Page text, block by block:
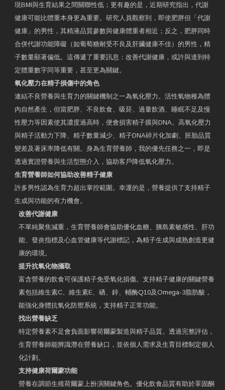
現BMI與生育結果之間關聯性低；更有趣的是，近期研究指出，代謝
健康可能比體重本身更為重要。研究人員觀察到，即使肥胖但「代謝
健康」的男性，其精液品質參數與健康體重者相近；反之，肥胖同時
合併代謝功能障礙（如葡萄糖耐受不良及肝臟健康不佳）的男性，精
子數量顯著偏低。這傳遞了重要訊息：改善代謝健康，或許與達到特
定體重數字同等重要，甚至更為關鍵。
氧化壓力在精子損傷中的角色
連結不良營養與生育力的關鍵機制之一為氧化壓力。活性氧物種為體
內自然產生，但當肥胖、不良飲食、吸菸、過量飲酒、睡眠不足及慢
性壓力等因素使其濃度過高時，便會損害精子膜與DNA。高氧化壓力
與精子活動力下降、精子數量減少、精子DNA碎片化加劇、胚胎品質
變差及著床率降低有關。身為生育營養師，我的優先任務之一，即是
透過實證營養與生活型態介入，協助客戶降低氧化壓力。
生育營養師如何協助改善精子健康
許多男性認為生育力超出掌控範圍。幸運的是，營養提供了支持精子
生成與功能的有力機會。
改善代謝健康
不單純聚焦減重，生育營養師會協助優化血糖、胰島素敏感性、肝功
能、發炎指標及心血管健康等代謝標記，為精子生成與成熟創造更健
康的環境。
提升抗氧化物攝取
富含營養的飲食可保護精子免受氧化損傷。支持精子健康的關鍵營養
素包括維生素C、維生素E、硒、鋅、輔酶Q10及Omega-3脂肪酸，
能強化身體抗氧化防禦系統，支持精子正常功能。
找出營養缺乏
特定營養素不足會負面影響荷爾蒙製造與精子品質。透過完整評估，
生育營養師能辨識潛在營養缺口，並依個人需求及生育目標制定個人
化計劃。
支持健康荷爾蒙功能
營養在調節生殖荷爾蒙上扮演關鍵角色。優化飲食品質有助於睪固酮